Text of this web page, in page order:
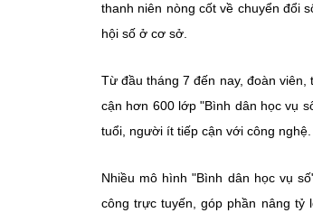
thanh niên nòng cốt về chuyển đổi
hội số ở cơ sở.
Từ đầu tháng 7 đến nay, đoàn
cận hơn 600 lớp "Bình dân học vụ
tuổi, người ít tiếp cận với công nghệ.
Nhiều mô hình "Bình dân học vụ
công trực tuyến, góp phần nâng